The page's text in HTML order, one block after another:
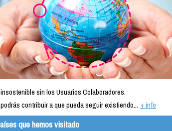
sin los Usuarios Colaboradores.
contribuir a que pueda seguir existiendo... + info
que hemos visitado